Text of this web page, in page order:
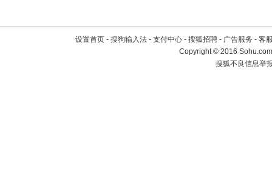
设置首页 - 搜狗输入法 - 支付中心 - 搜狐招聘 - 广告服务 - 客
Copyright©2016
搜狐不良信息举